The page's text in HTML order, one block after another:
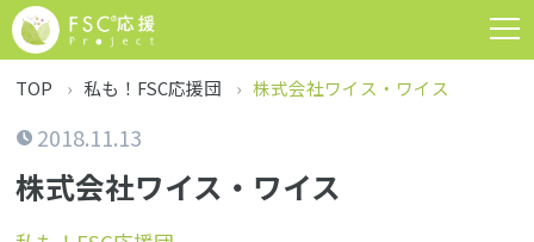
TOP 私も！FSC応援団 株式会社ワイス・ワイス
2018.11.13
株式会社ワイス・ワイス